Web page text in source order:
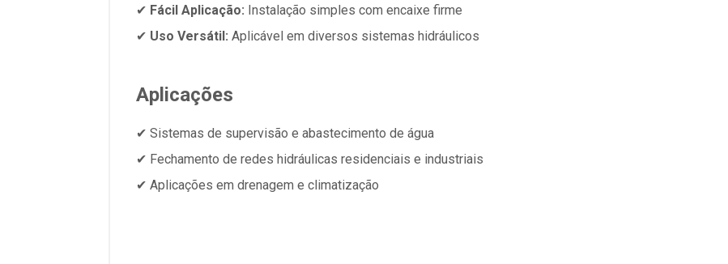
✔ Fácil Aplicação: Instalação simples com encaixe firme
✔ Uso Versátil: Aplicável em diversos sistemas hidráulicos
Aplicações
✔ Sistemas de supervisão e abastecimento de água
✔ Fechamento de redes hidráulicas residenciais e industriais
✔ Aplicações em drenagem e climatização